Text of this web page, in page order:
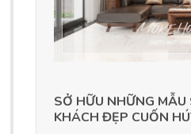
SỞ HỮU NHỮNG
KHÁCH ĐẸP CUỐN